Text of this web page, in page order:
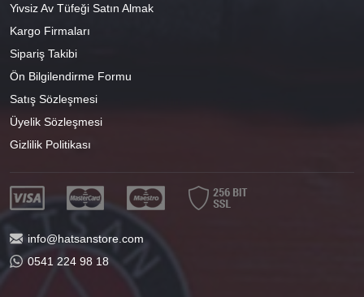
Yivsiz Av Tüfeği Satın Almak
Kargo Firmaları
Sipariş Takibi
Ön Bilgilendirme Formu
Satış Sözleşmesi
Üyelik Sözleşmesi
Gizlilik Politikası
info@hatsanstore.com
0541 224 98 18